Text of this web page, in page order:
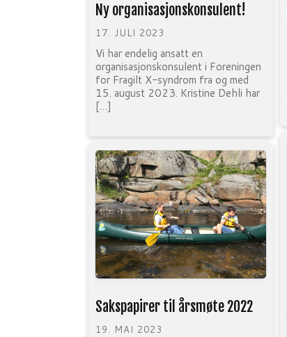
Ny organisasjonskonsulent!
17. JULI 2023
Vi har endelig ansatt en
organisasjonskonsulent i Foreningen
for Fragilt X-syndrom fra og med
15. august 2023. Kristine Dehli har
[…]
Sakspapirer til årsmøte 2022
19. MAI 2023